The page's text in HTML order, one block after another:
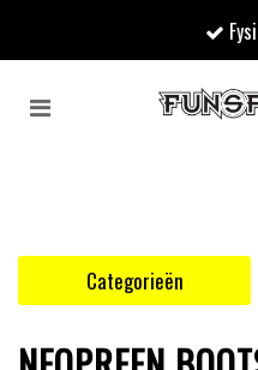
Toggle
Uw
Categorieën